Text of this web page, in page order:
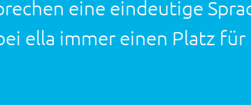
eine eindeutige
ella immer einen Platz